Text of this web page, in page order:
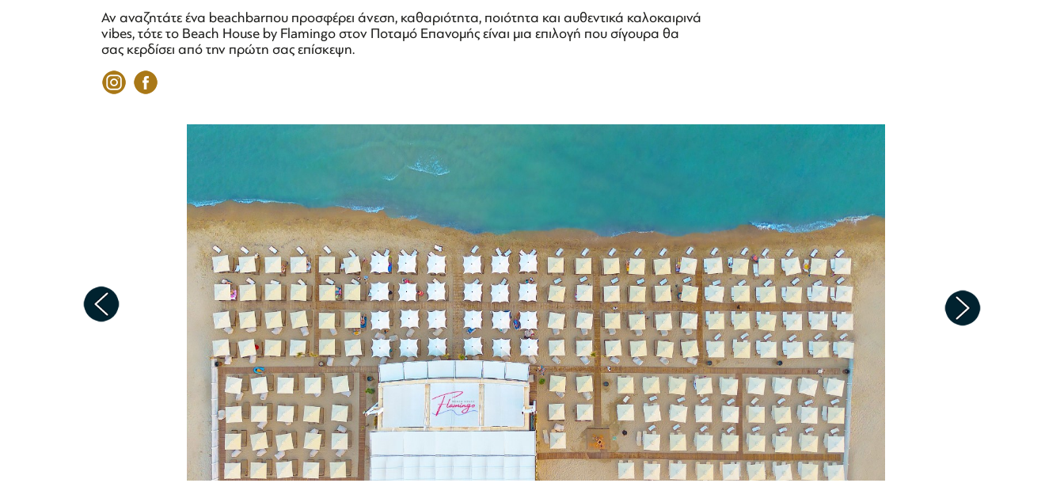
Αν αναζητάτε ένα beachbarπου προσφέρει άνεση, καθαριότητα, ποιότητα και αυθεντικά καλοκαιρινά
vibes, τότε το Beach House by Flamingo στον Ποταμό Επανομής είναι μια επιλογή που σίγουρα θα
σας κερδίσει από την πρώτη σας επίσκεψη.